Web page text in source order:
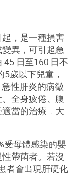
，是一種損害
異，可引起急
45 日至160 日不
5歲以下兒童，
性肝炎的病徵
全身疲倦、腹
當的治療，大
受母體感染的嬰
帶菌者。若沒
者會出現肝硬化